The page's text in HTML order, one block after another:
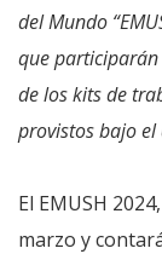
del Mundo
que participarán
de los kits de
provistos bajo
El EMUSH
marzo y